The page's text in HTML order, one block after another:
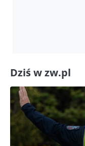
Dziś w zw.pl